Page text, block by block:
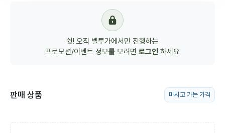
쉿! 오직 벨루가에서만 진행하는
프로모션/이벤트 정보를 보려면 로그인 하세요
판매 상품 마시고 가는 가격